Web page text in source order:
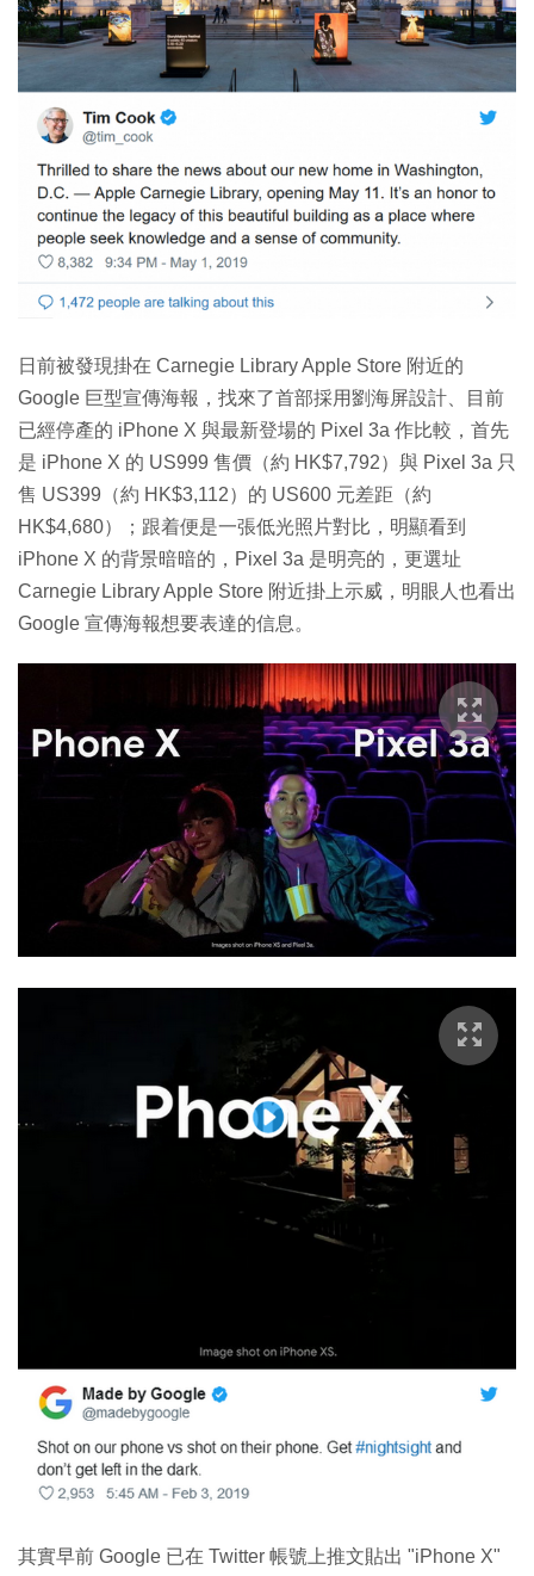
日前被發現掛在 Carnegie Library Apple Store 附近的
Google 巨型宣傳海報，找來了首部採用劉海屏設計、目前
已經停產的 iPhone X 與最新登場的 Pixel 3a 作比較，首先
是 iPhone X 的 US999 售價（約 HK$7,792）與 Pixel 3a 只
售 US399（約 HK$3,112）的 US600 元差距（約
HK$4,680）；跟着便是一張低光照片對比，明顯看到
iPhone X 的背景暗暗的，Pixel 3a 是明亮的，更選址
Carnegie Library Apple Store 附近掛上示威，明眼人也看出
Google 宣傳海報想要表達的信息。
其實早前 Google 已在 Twitter 帳號上推文貼出 "iPhone X"